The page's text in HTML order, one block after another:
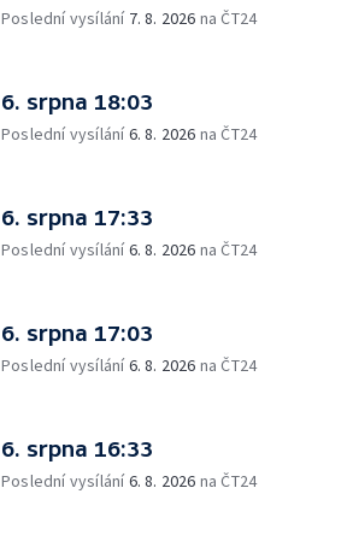
Poslední vysílání 7. 8. 2026 na ČT24
6. srpna 18:03
Poslední vysílání6. 8. 2026 na ČT24
6. srpna 17:33
Poslední vysílání6. 8. 2026 na ČT24
6. srpna 17:03
Poslední vysílání6. 8. 2026 na ČT24
6. srpna 16:33
Poslední vysílání6. 8. 2026 na ČT24